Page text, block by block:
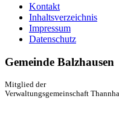
Kontakt
Inhaltsverzeichnis
Impressum
Datenschutz
Gemeinde Balzhausen
Mitglied der
Verwaltungsgemeinschaft